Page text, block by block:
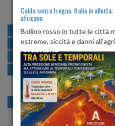
MATTINA min:
POMERIGGIO min:
SERA min:
NOTTE min:
OGGI SAB 08 DOM 09
Caldo senza tregua, Italia in
africana
Bollino rosso in tutte le città
estreme, siccità e danni